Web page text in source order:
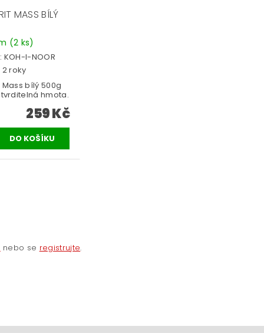
MASS BÍLÝ
(2 ks)
KOH-I-NOOR
roky
bílý 500g
hmota.
259 Kč
nebo se registrujte.